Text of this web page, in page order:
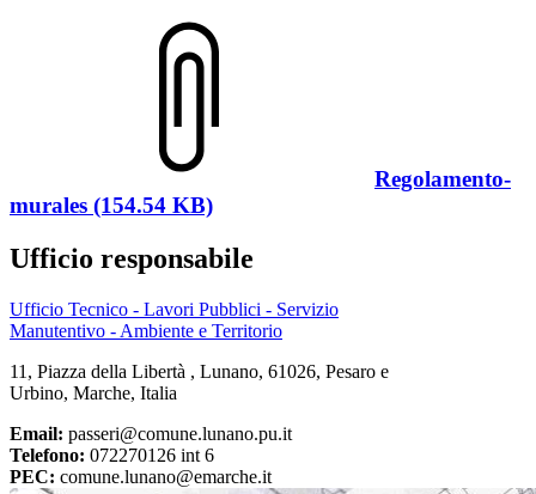
Regolamento-
murales (154.54 KB)
Ufficio responsabile
Ufficio Tecnico - Lavori Pubblici - Servizio
Manutentivo - Ambiente e Territorio
11, Piazza della Libertà , Lunano, 61026, Pesaro e
Urbino, Marche, Italia
Email: passeri@comune.lunano.pu.it
Telefono: 072270126 int 6
PEC: comune.lunano@emarche.it